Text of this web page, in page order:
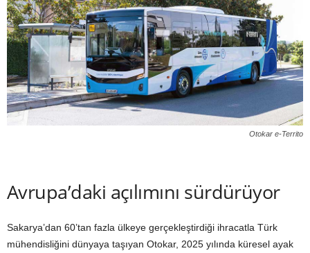
Otokar e-Territo
Avrupa’daki açılımını sürdürüyor
Sakarya’dan 60’tan fazla ülkeye gerçekleştirdiği ihracatla Türk
mühendisliğini dünyaya taşıyan Otokar, 2025 yılında küresel ayak